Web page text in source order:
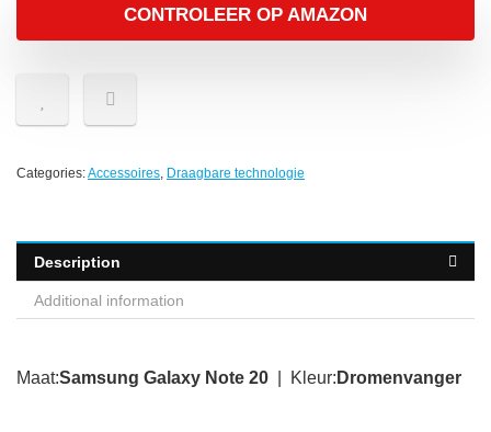
CONTROLEER OP AMAZON
Categories:Accessoires, Draagbare technologie
Description
Additional information
Maat:Samsung Galaxy Note 20 | Kleur: Dromenvanger